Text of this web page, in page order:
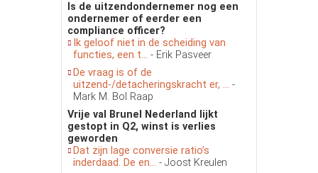
Is de uitzendondernemer nog een
ondernemer of eerder een
compliance officer?
Ik geloof niet in de scheiding van
functies, een t... - Erik Pasveer
De vraag is of de
uitzend-/detacheringskracht er, ... -
Mark M. Bol Raap
Vrije val Brunel Nederland lijkt
gestopt in Q2, winst is verlies
geworden
Dat zijn lage conversie ratio’s
inderdaad. De en... - Joost Kreulen